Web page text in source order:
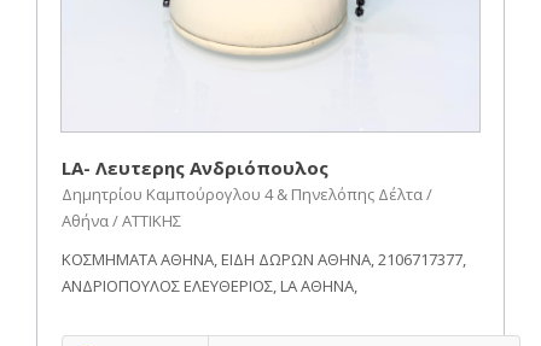
LA- Λευτερης Ανδριόπουλος
Δημητρίου Καμπούρογλου 4 & Πηνελόπης Δέλτα /
Αθήνα / ΑΤΤΙΚΗΣ
ΚΟΣΜΗΜΑΤΑ ΑΘΗΝΑ, ΕΙΔΗ ΔΩΡΩΝ ΑΘΗΝΑ, 2106717377,
ΑΝΔΡΙΟΠΟΥΛΟΣ ΕΛΕΥΘΕΡΙΟΣ, LA ΑΘΗΝΑ,